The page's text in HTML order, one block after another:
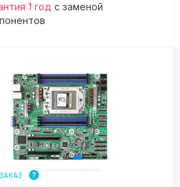
1 год с заменой